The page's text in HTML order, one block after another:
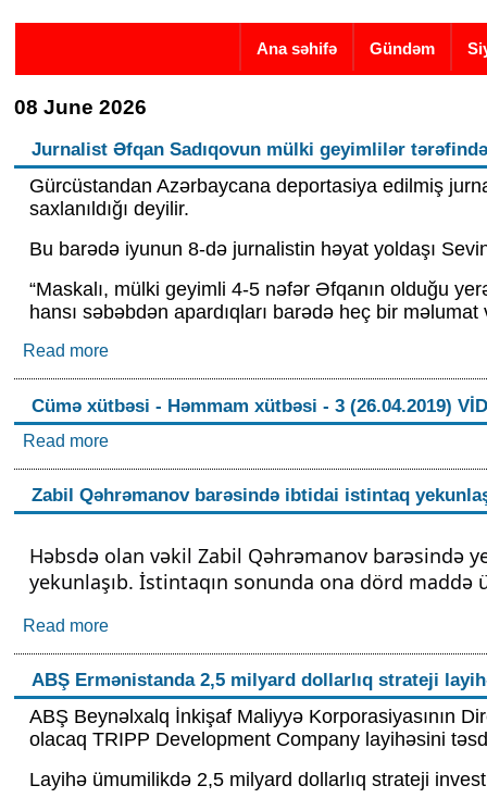
Ana səhifə Gündəm
08 June 2026
Jurnalist Əfqan Sadıqovun mülki geyimlilər
Gürcüstandan Azərbaycana deportasiya edilmiş
saxlanıldığı deyilir.
Bu barədə iyunun 8-də jurnalistin həyat yoldaşı
“Maskalı, mülki geyimli 4-5 nəfər Əfqanın olduğu
hansı səbəbdən apardıqları barədə heç bir məlumat
Read moreabout Jurnalist Əfqan Sadıqovun mülki geyimlilər
Cümə xütbəsi - Həmmam xütbəsi - 3 (26.04.2019)
Read moreabout Cümə xütbəsi - Həmmam xütbəsi - 3
Zabil Qəhrəmanov barəsində ibtidai istintaq
Həbsdə olan vəkil Zabil Qəhrəmanov barəsində
yekunlaşıb. İstintaqın sonunda ona dörd
Read moreabout Zabil Qəhrəmanov barəsində ibtidai
ABŞ Ermənistanda 2,5 milyard dollarlıq strateji
ABŞ Beynəlxalq İnkişaf Maliyyə Korporasiyasının
olacaq TRIPP Development Company layihəsini
Layihə ümumilikdə 2,5 milyard dollarlıq strateji